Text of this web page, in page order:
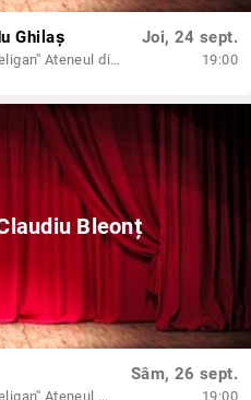
Ghilaș
Sala Mare de Spectacole ,,Radu Beligan'' Ateneul din Iași
Joi, 24 sept.
19:00
Bleonț
Sala Mare de Spectacole ,,Radu Beligan'' Ateneul din Iași
Sâm, 26 sept.
19:00